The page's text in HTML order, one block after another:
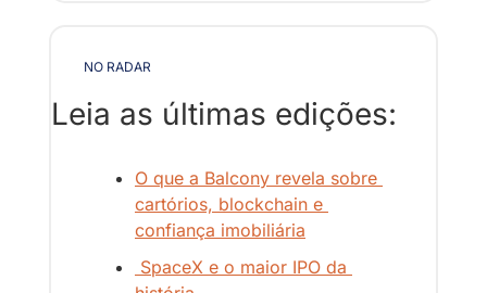
NO RADAR
Leia as últimas edições:
O que a Balcony revela sobre
cartórios, blockchain e
confiança imobiliária